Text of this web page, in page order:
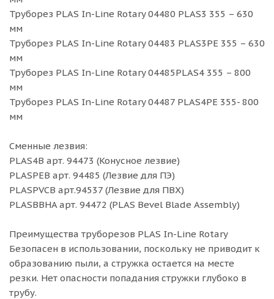
Труборез PLAS In-Line Rotary 04480 PLAS3 355 – 630
мм
Труборез PLAS In-Line Rotary 04483 PLAS3PE 355 – 630
мм
Труборез PLAS In-Line Rotary 04485PLAS4 355 – 800
мм
Труборез PLAS In-Line Rotary 04487 PLAS4PE 355- 800
мм
Сменные лезвия:
PLAS4B арт. 94473 (Конусное лезвие)
PLASPEB арт. 94485 (Лезвие для ПЭ)
PLASPVCB арт.94537 (Лезвие для ПВХ)
PLASBBHA арт. 94472 (PLAS Bevel Blade Assembly)
Преимущества труборезов PLAS In-Line Rotary
Безопасен в использовании, поскольку не приводит к
образованию пыли, а стружка остается на месте
резки. Нет опасности попадания стружки глубоко в
трубу.